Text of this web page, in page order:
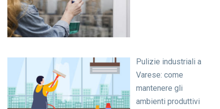
Pulizie industriali a
Varese: come
mantenere gli
ambienti produttivi